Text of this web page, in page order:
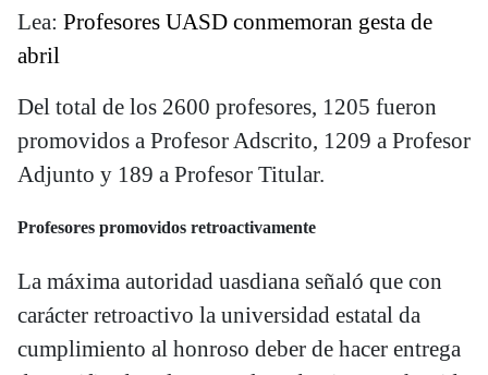
Lea: Profesores UASD conmemoran gesta de
abril
Del total de los 2600 profesores, 1205 fueron
promovidos a Profesor Adscrito, 1209 a Profesor
Adjunto y 189 a Profesor Titular.
Profesores promovidos retroactivamente
La máxima autoridad uasdiana señaló que con
carácter retroactivo la universidad estatal da
cumplimiento al honroso deber de hacer entrega